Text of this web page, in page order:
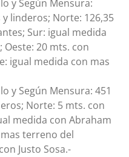
y Según Mensura:
linderos; Norte: 126,35
Sur: igual medida
20 mts. con
igual medida con mas
y Según Mensura: 451
Norte: 5 mts. con
medida con Abraham
terreno del
Justo Sosa.-